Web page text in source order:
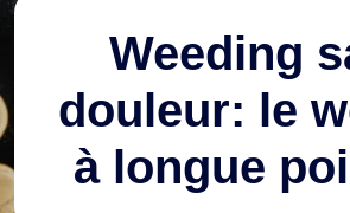
Weeding
douleur: le
à longue